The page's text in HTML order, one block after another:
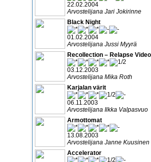
22.02.2004
Arvostelijana Jari Jokirinne
Black Night
01.02.2004
Arvostelijana Jussi Myyrä
Recollection – Relapse
03.12.2003
Arvostelijana Mika Roth
Karjalan värit
06.11.2003
Arvostelijana Ilkka Valpasvuo
Armottomat
13.08.2003
Arvostelijana Janne Kuusinen
Accelerator